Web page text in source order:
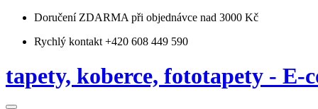
Doručení ZDARMA při objednávce nad 3000 Kč
Rychlý kontakt +420 608 449 590
tapety, koberce, fototapety - E-